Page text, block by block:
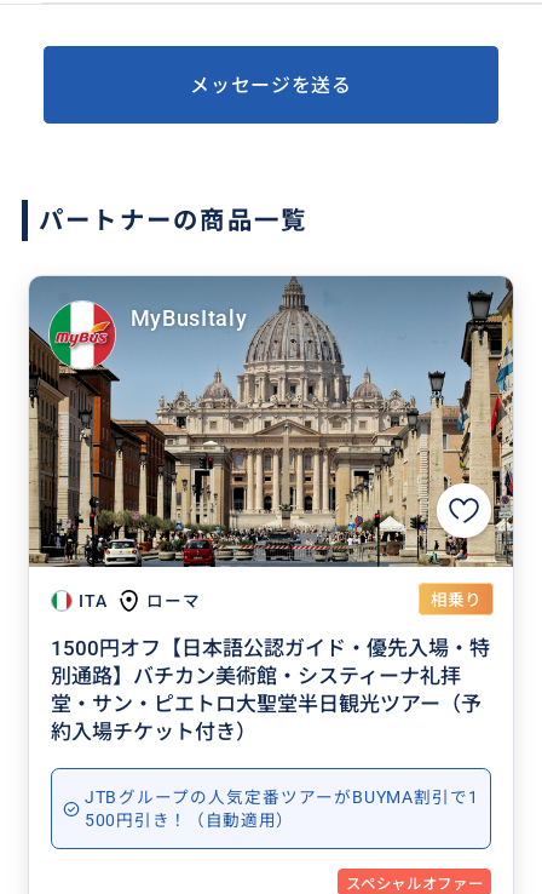
メッセージを送る
パートナーの商品一覧
ITA ローマ 相乗り
1500円オフ【日本語公認ガイド・優先入場・特
別通路】バチカン美術館・システィーナ礼拝
堂・サン・ピエトロ大聖堂半日観光ツアー（予
約入場チケット付き）
JTBグループの人気定番ツアーがBUYMA割引で1
500円引き！（自動適用）
スペシャルオファー
MyBusItaly